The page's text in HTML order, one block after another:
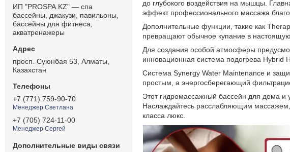
до глубокого воздействия на мышцы.
эффект профессионального массажа
Дополнительные функции, такие как
превращают обычное купание в
Для создания особой атмосферы
инновационная система подогрева
Система Synergy Water Maintenance и
простым, а энергосберегающий
Этот гидромассажный бассейн для дома и
Наслаждайтесь расслабляющим
класса люкс.
ИП "PROSPA.KZ" — спа
бассейны, джакузи, павильоны,
бассейны для фитнеса,
акватренажеры
просп. Суюнбая 53, Алматы,
Казахстан
+7 (771) 759-90-70
Менеджер Светлана
+7 (705) 724-11-00
Менеджер Сергей